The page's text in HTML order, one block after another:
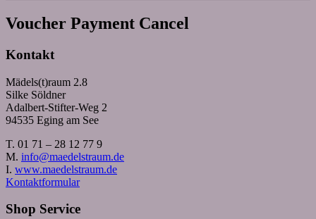
Voucher Payment Cancel
Kontakt
Mädels(t)raum 2.8
Silke Söldner
Adalbert-Stifter-Weg 2
94535 Eging am See
T. 01 71 – 28 12 77 9
M. info@maedelstraum.de
I. www.maedelstraum.de
Kontaktformular
Shop Service